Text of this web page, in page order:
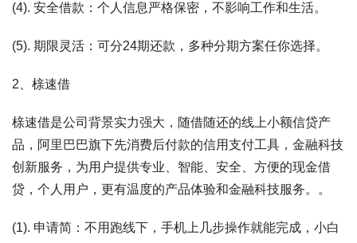
(4). 安全借款：个人信息严格保密，不影响工作和生活。
(5). 期限灵活：可分24期还款，多种分期方案任你选择。
2、榇速借
榇速借是公司背景实力强大，随借随还的线上小额信贷产
品，阿里巴巴旗下先消费后付款的信用支付工具，金融科技
创新服务，为用户提供专业、智能、安全、方便的现金借
贷，个人用户，更有温度的产品体验和金融科技服务。。
(1). 申请简：不用跑线下，手机上几步操作就能完成，小白